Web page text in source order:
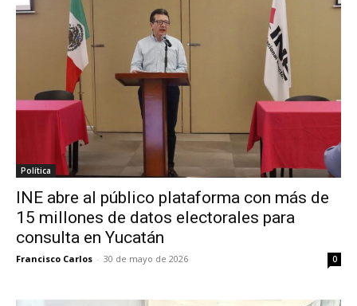
Política
INE abre al público plataforma con más de
15 millones de datos electorales para
consulta en Yucatán
Francisco Carlos - 30 de mayo de 2026 0